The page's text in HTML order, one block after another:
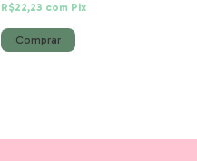
R$22,23 com Pix